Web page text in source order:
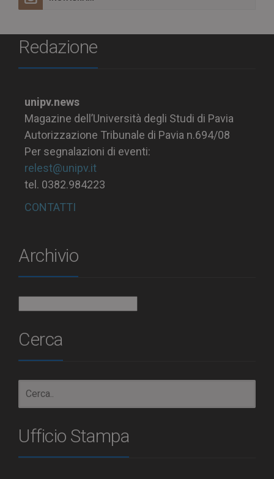
Redazione
unipv.news
Magazine dell’Università degli Studi di Pavia
Autorizzazione Tribunale di Pavia n.694/08
Per segnalazioni di eventi:
relest@unipv.it
tel. 0382.984223
CONTATTI
Archivio
Cerca
Ufficio Stampa